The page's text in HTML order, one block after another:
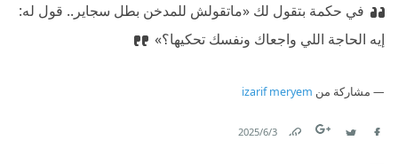
في حكمة بتقول لك «ماتقولش للمدخن بطل سجاير.. قول له:
إيه الحاجة اللي واجعاك ونفسك تحكيها؟»
مشاركة من izarif meryem
3‏/6‏/2025